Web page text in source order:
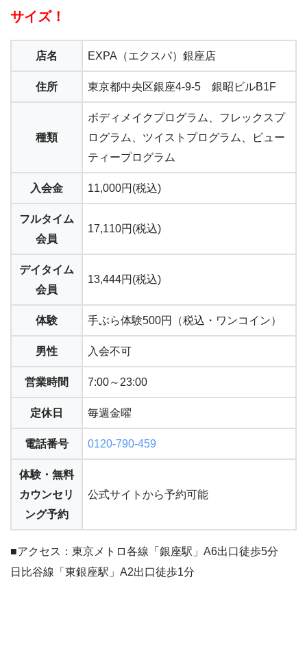
サイズ！
店名 EXPA（エクスパ）銀座店
住所 東京都中央区銀座4-9-5 銀昭ビルB1F
種類
ボディメイクプログラム、フレックスプ
ログラム、ツイストプログラム、ビュー
ティープログラム
入会金 11,000円(税込)
フルタイム
会員
17,110円(税込)
デイタイム
会員
13,444円(税込)
体験 手ぶら体験500円（税込・ワンコイン）
男性 入会不可
営業時間 7:00～23:00
定休日 毎週金曜
電話番号 0120-790-459
体験・無料
カウンセリ
ング予約
公式サイトから予約可能
■アクセス：東京メトロ各線「銀座駅」A6出口徒歩5分
日比谷線「東銀座駅」A2出口徒歩1分